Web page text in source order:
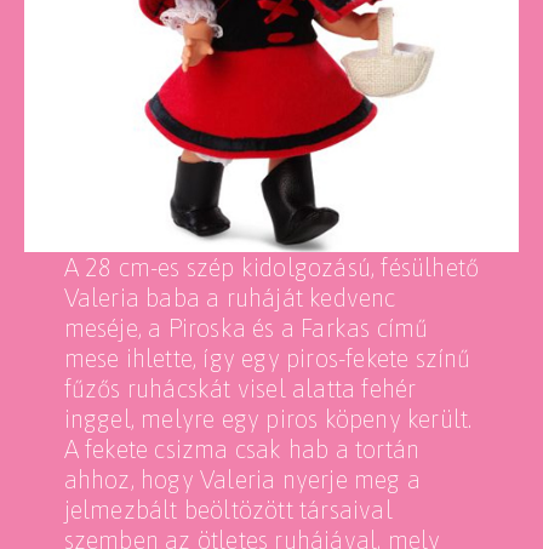
A 28 cm-es szép kidolgozású, fésülhető
Valeria baba a ruháját kedvenc
meséje, a Piroska és a Farkas című
mese ihlette, így egy piros-fekete színű
fűzős ruhácskát visel alatta fehér
inggel, melyre egy piros köpeny került.
A fekete csizma csak hab a tortán
ahhoz, hogy Valeria nyerje meg a
jelmezbált beöltözött társaival
szemben az ötletes ruhájával, mely